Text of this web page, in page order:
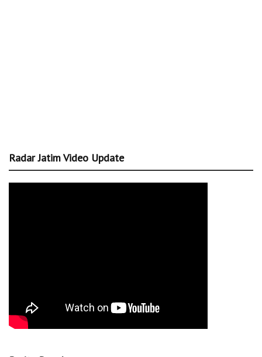
Radar Jatim Video Update